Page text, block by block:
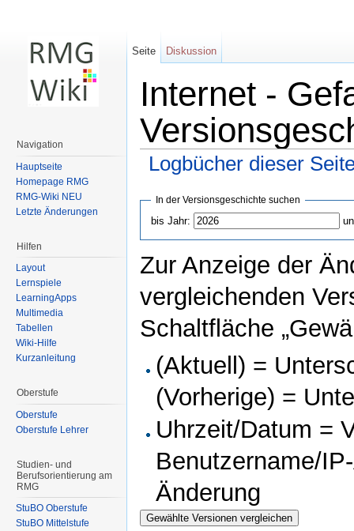
Internet -
Logbücher dieser
In der Versionsgeschichte suchen
bis Jahr:
Zur Anzeige der
vergleichenden
Schaltfläche
(Aktuell) =
(Vorherige) =
Uhrzeit/Datum =
Benutzername/
Änderung
Seite Diskussion
Navigation
Hauptseite
Homepage RMG
RMG-Wiki NEU
Letzte Änderungen
Hilfen
Layout
Lernspiele
LearningApps
Multimedia
Tabellen
Wiki-Hilfe
Kurzanleitung
Oberstufe
Oberstufe
Oberstufe Lehrer
Studien- und
Berufsorientierung am
RMG
StuBO Oberstufe
StuBO Mittelstufe